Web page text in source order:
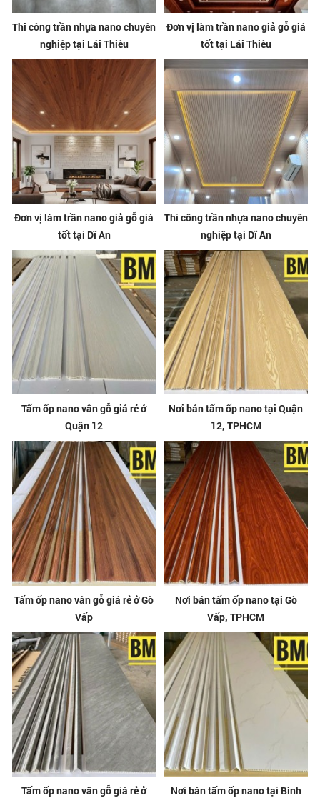
Thi công trần nhựa nano chuyên
nghiệp tại Lái Thiêu
Đơn vị làm trần nano giả gỗ giá
tốt tại Lái Thiêu
Đơn vị làm trần nano giả gỗ giá
tốt tại Dĩ An
Thi công trần nhựa nano chuyên
nghiệp tại Dĩ An
Tấm ốp nano vân gỗ giá rẻ ở
Quận 12
Nơi bán tấm ốp nano tại Quận
12, TPHCM
Tấm ốp nano vân gỗ giá rẻ ở Gò
Vấp
Nơi bán tấm ốp nano tại Gò
Vấp, TPHCM
Tấm ốp nano vân gỗ giá rẻ ở
Nơi bán tấm ốp nano tại Bình